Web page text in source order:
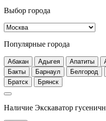
Выбор города
Популярные города
Абакан Адыгея Апатиты
Бакты
Барнаул Белгород
Братск
Брянск
Наличие Экскаватор